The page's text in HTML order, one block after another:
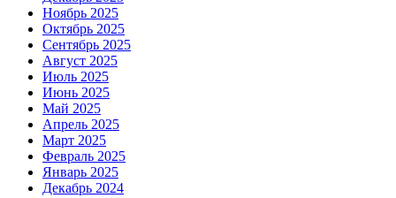
Ноябрь 2025
Октябрь 2025
Сентябрь 2025
Август 2025
Июль 2025
Июнь 2025
Май 2025
Апрель 2025
Март 2025
Февраль 2025
Январь 2025
Декабрь 2024